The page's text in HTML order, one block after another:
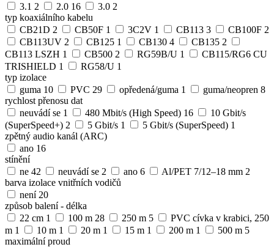
3.1 2 2.0 16 3.0 2
typ koaxiálního kabelu
CB21D 2 CB50F 1 3C2V 1 CB113 3 CB100F 2
CB113UV 2 CB125 1 CB130 4 CB135 2
CB113 LSZH 1 CB500 2 RG59B/U 1
CB115/RG6 CU
TRISHIELD 1 RG58/U 1
typ izolace
guma 10 PVC 29 opředená/guma 1 guma/neopren 8
rychlost přenosu dat
neuvádí se 1 480 Mbit/s (High Speed) 16
10 Gbit/s
(SuperSpeed+) 2 5 Gbit/s 1 5 Gbit/s (SuperSpeed) 1
zpětný audio kanál (ARC)
ano 16
stínění
ne 42 neuvádí se 2 ano 6 Al/PET 7/12–18 mm 2
barva izolace vnitřních vodičů
není 20
způsob balení - délka
22 cm 1 100 m 28 250 m 5
PVC cívka v krabici, 250
m 1 10 m 1 20 m 1 15 m 1 200 m 1 500 m 5
maximální proud